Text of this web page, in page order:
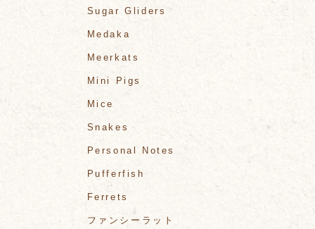
Sugar Gliders
Medaka
Meerkats
Mini Pigs
Mice
Snakes
Personal Notes
Pufferfish
Ferrets
ファンシーラット